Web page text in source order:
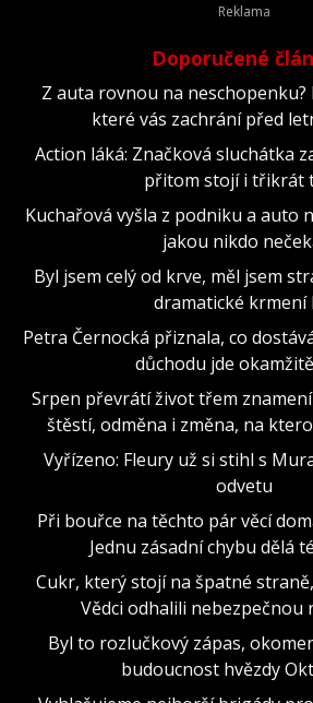
Doporučené
Z auta rovnou na neschopenku?
které vás zachrání před
Action láká: Značková sluchátka
přitom stojí i třikrát
Kuchařová vyšla z podniku a auto
jakou nikdo
Byl jsem celý od krve, měl jsem
dramatické krmení
Petra Černocká přiznala, co
důchodu jde
Srpen převrátí život třem
štěstí, odměna i změna, na
Vyřízeno: Fleury už si stihl s
odvetu
Při bouřce na těchto pár věcí
Jednu zásadní chybu dělá
Cukr, který stojí na špatné
Vědci odhalili
Byl to rozlučkový zápas,
budoucnost hvězdy